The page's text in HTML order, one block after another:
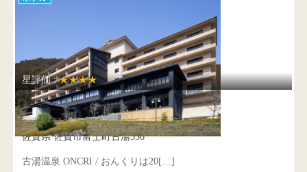
星評価 :★★★★
古湯温泉 ONCRI / おんくり
佐賀県 佐賀市富士町古湯556
古湯温泉 ONCRI / おんくりは20[…]